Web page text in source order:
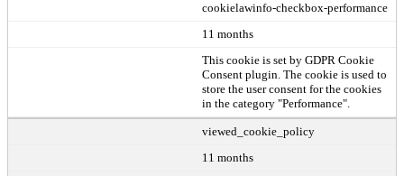
cookielawinfo-checkbox-performance
11 months
This cookie is set by GDPR Cookie
Consent plugin. The cookie is used to
store the user consent for the cookies
in the category "Performance".
viewed_cookie_policy
11 months